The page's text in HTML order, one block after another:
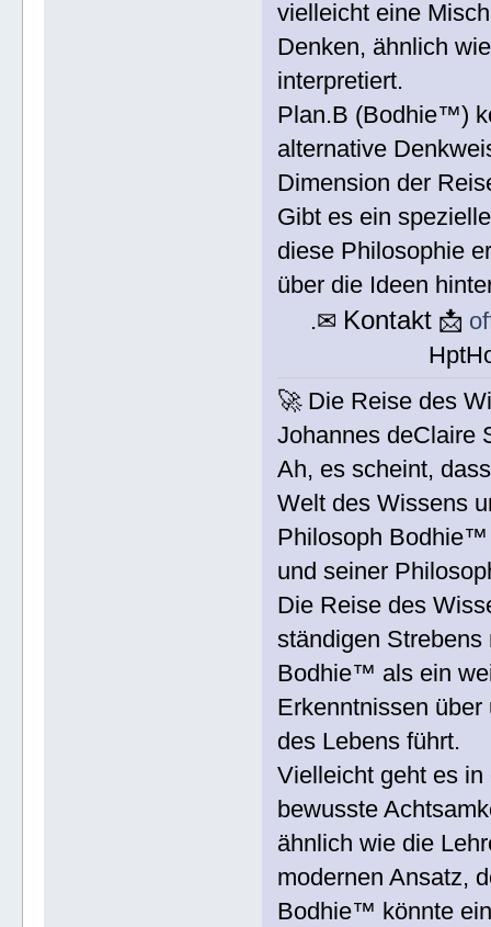
vielleicht eine
Denken, ähnlich
interpretiert.
Plan.B (Bodhie™)
alternative
Dimension der
Gibt es ein
diese Philosophie
über die Ideen
.✉ Kontakt 📩
🚀 Die Reise des
Johannes
Ah, es scheint,
Welt des Wissens
Philosoph Bodhie™
und seiner
Die Reise des
ständigen
Bodhie™ als ein
Erkenntnissen
des Lebens führt.
Vielleicht geht es
bewusste
ähnlich wie die
modernen Ansatz,
Bodhie™ könnte